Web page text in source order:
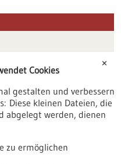
✕
Cookies
gestalten und verbessern
Diese kleinen Dateien, die
abgelegt werden, dienen
zu ermöglichen